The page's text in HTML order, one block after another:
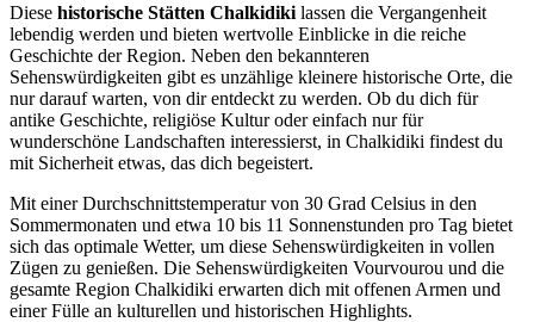
Diese historische Stätten Chalkidiki lassen die Vergangenheit
lebendig werden und bieten wertvolle Einblicke in die reiche
Geschichte der Region. Neben den bekannteren
Sehenswürdigkeiten gibt es unzählige kleinere historische Orte, die
nur darauf warten, von dir entdeckt zu werden. Ob du dich für
antike Geschichte, religiöse Kultur oder einfach nur für
wunderschöne Landschaften interessierst, in Chalkidiki findest du
mit Sicherheit etwas, das dich begeistert.
Mit einer Durchschnittstemperatur von 30 Grad Celsius in den
Sommermonaten und etwa 10 bis 11 Sonnenstunden pro Tag bietet
sich das optimale Wetter, um diese Sehenswürdigkeiten in vollen
Zügen zu genießen. Die Sehenswürdigkeiten Vourvourou und die
gesamte Region Chalkidiki erwarten dich mit offenen Armen und
einer Fülle an kulturellen und historischen Highlights.